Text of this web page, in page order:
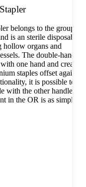
belongs to the group of
is an sterile disposable
hollow organs and
The double-handle
one hand and creates
staples offset against
it is possible to
with the other handle, so
in the OR is as simple